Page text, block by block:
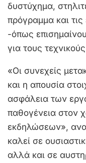
δυστύχημα,
πρόγραμμα και
-όπως
για τους
«Οι συνεχείς
και η απουσία
ασφάλεια των
παθογένεια στον
εκδηλώσεων»,
καλεί σε
αλλά και σε